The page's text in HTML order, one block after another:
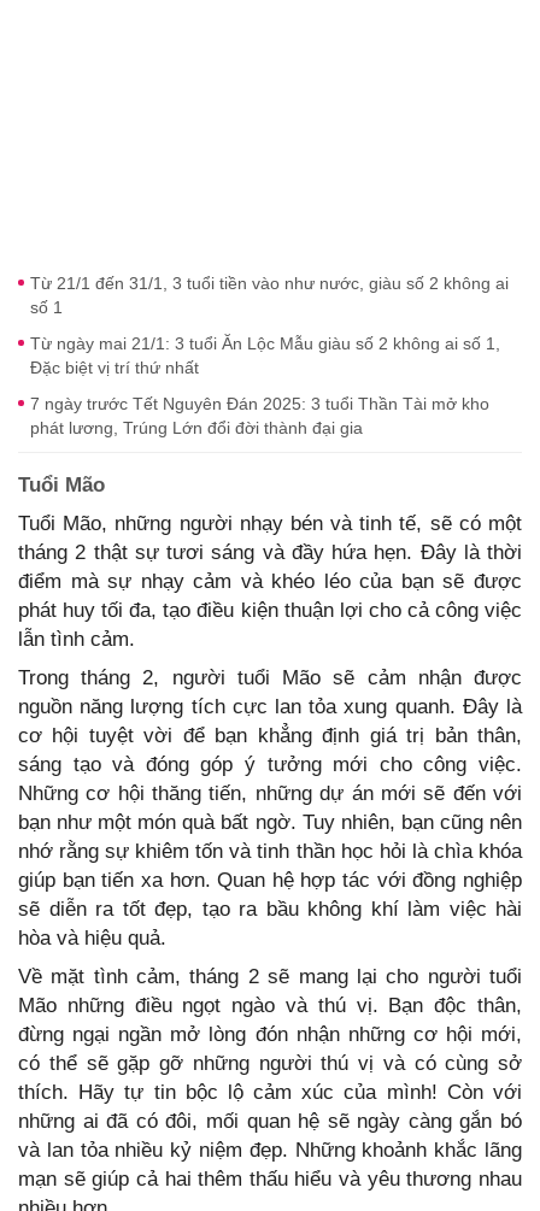
Từ 21/1 đến 31/1, 3 tuổi tiền vào như nước, giàu số 2 không ai
số 1
Từ ngày mai 21/1: 3 tuổi Ăn Lộc Mẫu giàu số 2 không ai số 1,
Đặc biệt vị trí thứ nhất
7 ngày trước Tết Nguyên Đán 2025: 3 tuổi Thần Tài mở kho
phát lương, Trúng Lớn đổi đời thành đại gia
Tuổi Mão
Tuổi Mão, những người nhạy bén và tinh tế, sẽ có một
tháng 2 thật sự tươi sáng và đầy hứa hẹn. Đây là thời
điểm mà sự nhạy cảm và khéo léo của bạn sẽ được
phát huy tối đa, tạo điều kiện thuận lợi cho cả công việc
lẫn tình cảm.
Trong tháng 2, người tuổi Mão sẽ cảm nhận được
nguồn năng lượng tích cực lan tỏa xung quanh. Đây là
cơ hội tuyệt vời để bạn khẳng định giá trị bản thân,
sáng tạo và đóng góp ý tưởng mới cho công việc.
Những cơ hội thăng tiến, những dự án mới sẽ đến với
bạn như một món quà bất ngờ. Tuy nhiên, bạn cũng nên
nhớ rằng sự khiêm tốn và tinh thần học hỏi là chìa khóa
giúp bạn tiến xa hơn. Quan hệ hợp tác với đồng nghiệp
sẽ diễn ra tốt đẹp, tạo ra bầu không khí làm việc hài
hòa và hiệu quả.
Về mặt tình cảm, tháng 2 sẽ mang lại cho người tuổi
Mão những điều ngọt ngào và thú vị. Bạn độc thân,
đừng ngại ngần mở lòng đón nhận những cơ hội mới,
có thể sẽ gặp gỡ những người thú vị và có cùng sở
thích. Hãy tự tin bộc lộ cảm xúc của mình! Còn với
những ai đã có đôi, mối quan hệ sẽ ngày càng gắn bó
và lan tỏa nhiều kỷ niệm đẹp. Những khoảnh khắc lãng
mạn sẽ giúp cả hai thêm thấu hiểu và yêu thương nhau